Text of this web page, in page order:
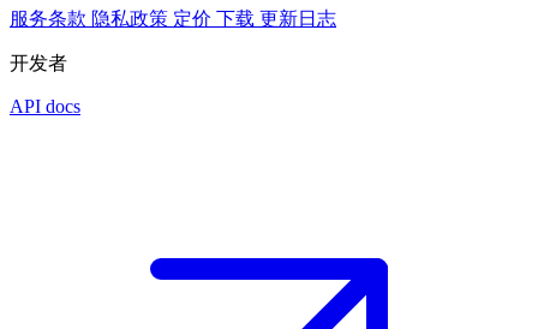
服务条款 隐私政策 定价 下载 更新日志
开发者
API docs